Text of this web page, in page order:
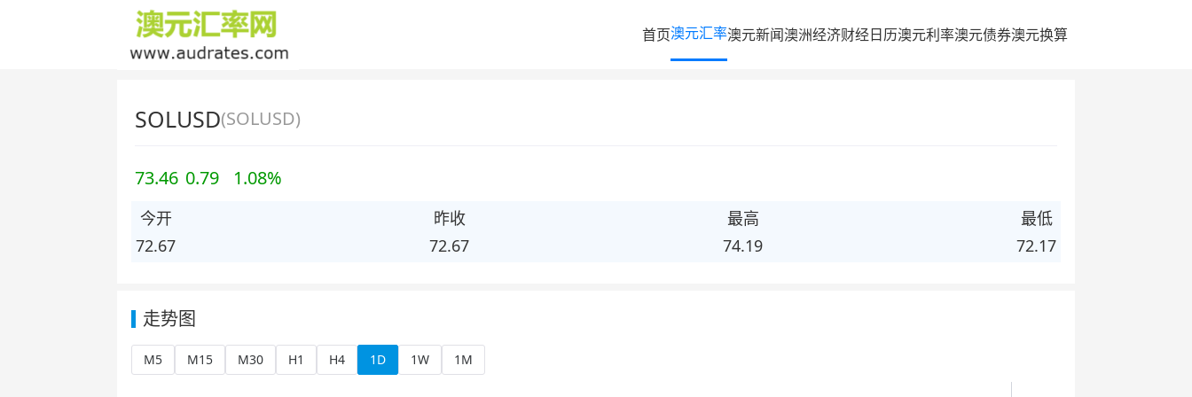
首页澳元汇率澳元新闻澳洲经济财经日历澳元利率澳元债券澳元换算
SOLUSD(SOLUSD)
73.46 0.79 1.08%
今开
72.67
昨收
72.67
最高
74.19
最低
72.17
走势图
M5 M15 M30 H1 H4 1D 1W 1M